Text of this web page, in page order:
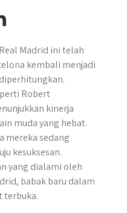
Madrid ini telah
kembali menjadi
Robert
kinerja
muda yang hebat.
mereka sedang
kesuksesan.
yang dialami oleh
babak baru dalam
terbuka.